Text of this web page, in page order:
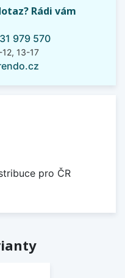
Rádi vám
979 570
13-17
pro ČR